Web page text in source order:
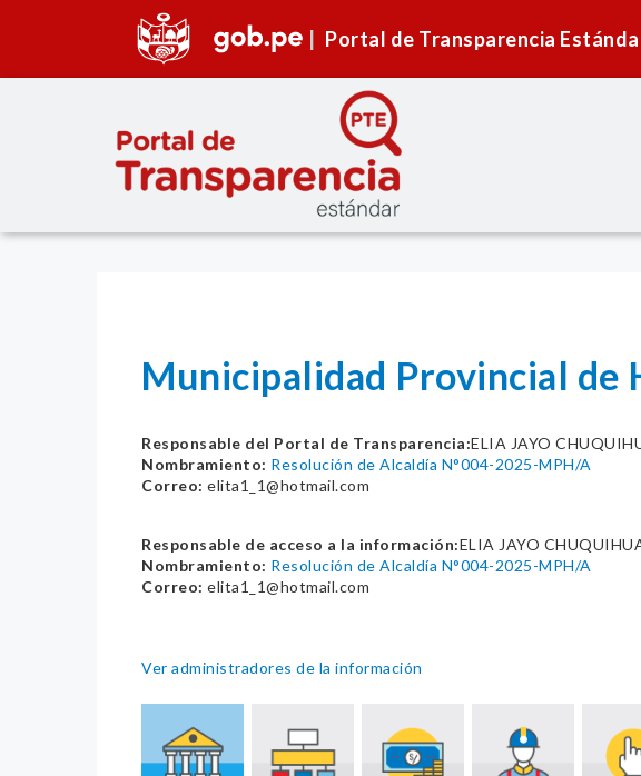
Portal de Transparencia
Municipalidad Provincial de
Responsable del Portal de Transparencia:ELIA JAYO
Nombramiento: Resolución de Alcaldía N°004-2025-MPH/A
Correo: elita1_1@hotmail.com
Responsable de acceso a la información:ELIA JAYO
Nombramiento: Resolución de Alcaldía N°004-2025-MPH/A
Correo: elita1_1@hotmail.com
Ver administradores de la información